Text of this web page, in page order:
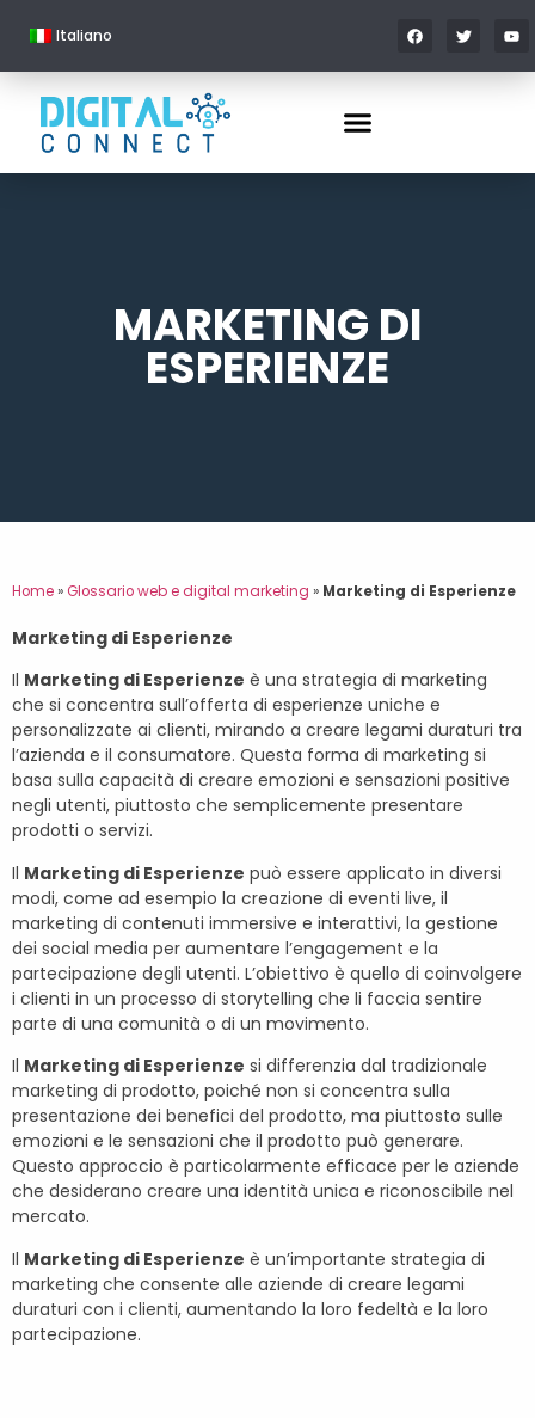
Italiano
MARKETING DI
ESPERIENZE
Home»Glossario web e digital marketing » Marketing di Esperienze
Marketing di Esperienze
Il Marketing di Esperienze è una strategia di marketing
che si concentra sull’offerta di esperienze uniche e
personalizzate ai clienti, mirando a creare legami duraturi tra
l’azienda e il consumatore. Questa forma di marketing si
basa sulla capacità di creare emozioni e sensazioni positive
negli utenti, piuttosto che semplicemente presentare
prodotti o servizi.
Il Marketing di Esperienze può essere applicato in diversi
modi, come ad esempio la creazione di eventi live, il
marketing di contenuti immersive e interattivi, la gestione
dei social media per aumentare l’engagement e la
partecipazione degli utenti. L’obiettivo è quello di coinvolgere
i clienti in un processo di storytelling che li faccia sentire
parte di una comunità o di un movimento.
Il Marketing di Esperienze si differenzia dal tradizionale
marketing di prodotto, poiché non si concentra sulla
presentazione dei benefici del prodotto, ma piuttosto sulle
emozioni e le sensazioni che il prodotto può generare.
Questo approccio è particolarmente efficace per le aziende
che desiderano creare una identità unica e riconoscibile nel
mercato.
Il Marketing di Esperienze è un’importante strategia di
marketing che consente alle aziende di creare legami
duraturi con i clienti, aumentando la loro fedeltà e la loro
partecipazione.